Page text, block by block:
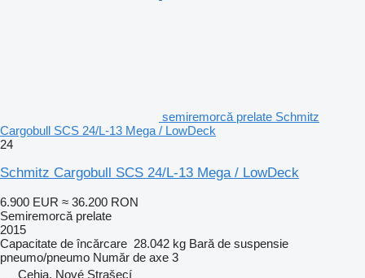
semiremorcă prelate Schmitz
Cargobull SCS 24/L-13 Mega / LowDeck
24
Schmitz Cargobull SCS 24/L-13 Mega / LowDeck
6.900 EUR ≈ 36.200 RON
Semiremorcă prelate
2015
Capacitate de încărcare 28.042 kg Bară de suspensie
pneumo/pneumo Număr de axe 3
Cehia, Nové Strašecí